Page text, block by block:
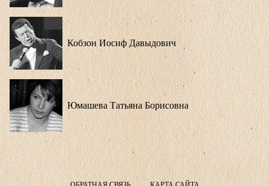
Кобзон Иосиф Давыдович
Юмашева Татьяна Борисовна